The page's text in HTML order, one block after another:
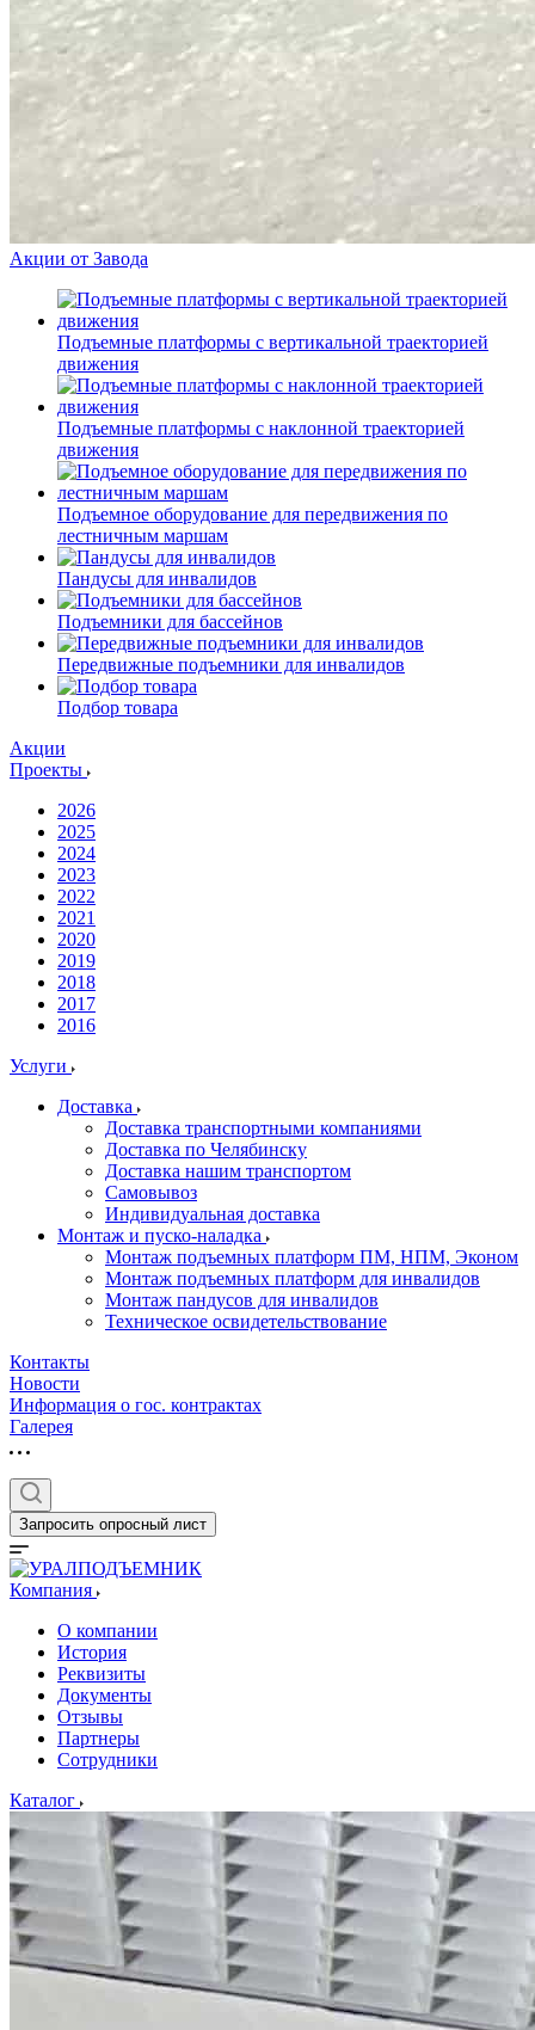
Акции от Завода
Подъемные платформы с вертикальной траекторией
движения
Подъемные платформы с наклонной траекторией
движения
Подъемное оборудование для передвижения по
лестничным маршам
Пандусы для инвалидов
Подъемники для бассейнов
Передвижные подъемники для инвалидов
Подбор товара
Акции
Проекты
2026
2025
2024
2023
2022
2021
2020
2019
2018
2017
2016
Услуги
Доставка
Доставка транспортными компаниями
Доставка по Челябинску
Доставка нашим транспортом
Самовывоз
Индивидуальная доставка
Монтаж и пуско-наладка
Монтаж подъемных платформ ПМ, НПМ, Эконом
Монтаж подъемных платформ для инвалидов
Монтаж пандусов для инвалидов
Техническое освидетельствование
Контакты
Новости
Информация о гос. контрактах
Галерея
Запросить опросный лист
Компания
О компании
История
Реквизиты
Документы
Отзывы
Партнеры
Сотрудники
Каталог